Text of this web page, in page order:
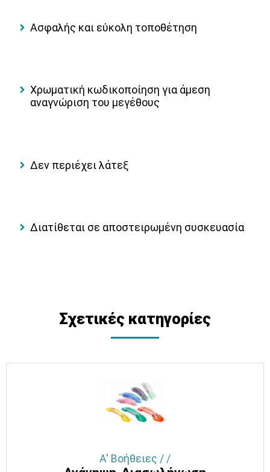
Ασφαλής και εύκολη τοποθέτηση
Χρωματική κωδικοποίηση για άμεση
αναγνώριση του μεγέθους
Δεν περιέχει λάτεξ
Διατίθεται σε αποστειρωμένη συσκευασία
Σχετικές κατηγορίες
Α' Βοήθειες / /